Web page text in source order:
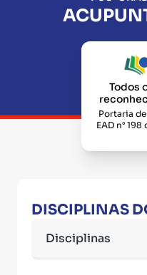
Todos
Portaria
EAD n°
DISCIPLINAS
Disciplinas